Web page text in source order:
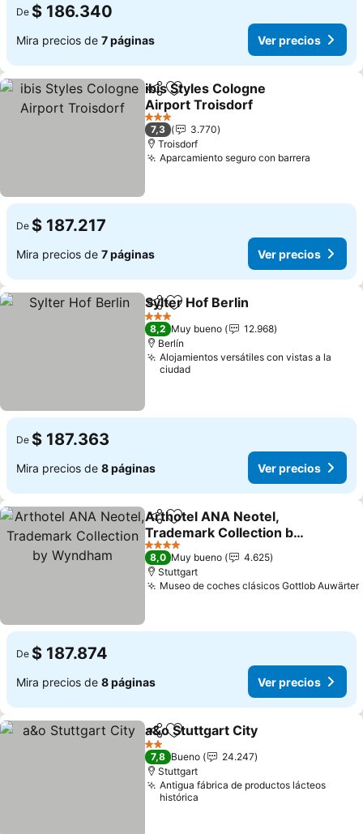
De $ 186.340
Mira precios de 7 páginas Ver precios
CompartirAgregar a favoritos
ibis Styles Cologne
Airport Troisdorf
3 Estrellas
7,3
3.770
Troisdorf
Aparcamiento seguro con barrera
De $ 187.217
Mira precios de 7 páginas Ver precios
CompartirAgregar a favoritos
Sylter Hof Berlin
3 Estrellas
8,2 Muy bueno
12.968
Berlín
Alojamientos versátiles con vistas a la
ciudad
De $ 187.363
Mira precios de 8 páginas Ver precios
CompartirAgregar a favoritos
Arthotel ANA Neotel,
Trademark Collection by
Wyndham
4 Estrellas
8,0 Muy bueno
4.625
Stuttgart
Museo de coches clásicos Gottlob Auwärter
De $ 187.874
Mira precios de 8 páginas Ver precios
CompartirAgregar a favoritos
a&o Stuttgart City
2 Estrellas
7,8 Bueno
24.247
Stuttgart
Antigua fábrica de productos lácteos
histórica